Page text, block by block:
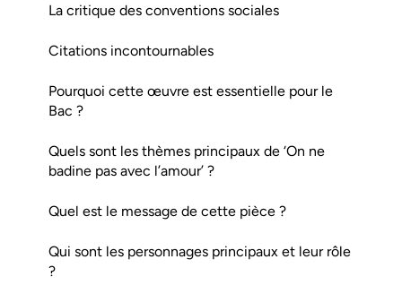
La critique des conventions sociales
Citations incontournables
Pourquoi cette œuvre est essentielle pour le
Bac ?
Quels sont les thèmes principaux de ‘On ne
badine pas avec l’amour’ ?
Quel est le message de cette pièce ?
Qui sont les personnages principaux et leur rôle
?